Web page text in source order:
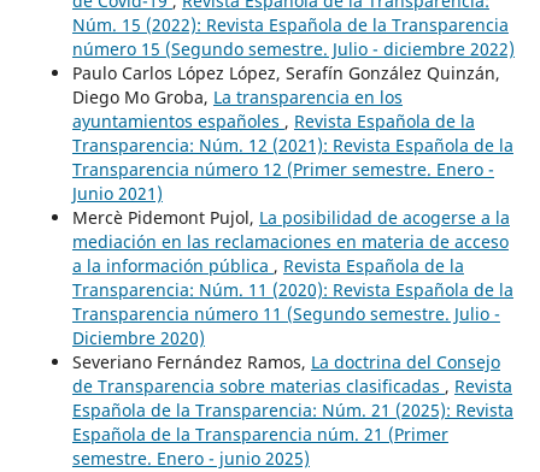
Núm. 15 (2022): Revista Española de la Transparencia
número 15 (Segundo semestre. Julio - diciembre 2022)
Paulo Carlos López López, Serafín González Quinzán,
Diego Mo Groba, La transparencia en los
ayuntamientos españoles , Revista Española de la
Transparencia: Núm. 12 (2021): Revista Española de la
Transparencia número 12 (Primer semestre. Enero -
Junio 2021)
Mercè Pidemont Pujol, La posibilidad de acogerse a la
mediación en las reclamaciones en materia de acceso
a la información pública , Revista Española de la
Transparencia: Núm. 11 (2020): Revista Española de la
Transparencia número 11 (Segundo semestre. Julio -
Diciembre 2020)
Severiano Fernández Ramos, La doctrina del Consejo
de Transparencia sobre materias clasificadas , Revista
Española de la Transparencia: Núm. 21 (2025): Revista
Española de la Transparencia núm. 21 (Primer
semestre. Enero - junio 2025)